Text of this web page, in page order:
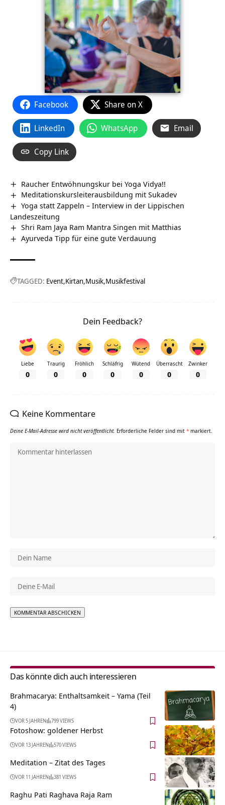
Facebook Share on X
LinkedIn WhatsApp Email
Copy Link
Raucher Entwöhnungskur bei Yoga Vidya!!
Meditationskursleiterausbildung mit Sukadev
Yoga statt Zappeln – Interview in der Lippischen
Landeszeitung
Shri Ram Jaya Ram Mantra Singen mit Matthias
Ayurveda Tipp für eine gute Verdauung
TAGGED: Event Kirtan Musik Musikfestival
Dein Feedback?
Liebe
0
Traurig
0
Fröhlich
0
Schläfrig
0
Wütend
0
Überrascht
0
Zwinker
0
Keine Kommentare
Deine E-Mail-Adresse wird nicht veröffentlicht. Erforderliche Felder sind mit * markiert.
Das könnte dich auch interessieren
Brahmacarya: Enthaltsamkeit – Yama (Teil
4)
VOR 5 JAHREN 799 VIEWS
Fotoshow: goldener Herbst
VOR 13 JAHREN 570 VIEWS
Meditation – Zitat des Tages
VOR 11 JAHREN 381 VIEWS
Raghu Pati Raghava Raja Ram